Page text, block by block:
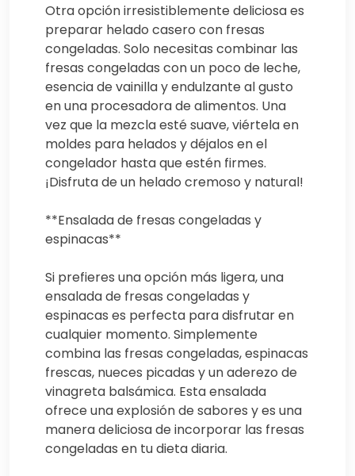
Otra opción irresistiblemente deliciosa es
preparar helado casero con fresas
congeladas. Solo necesitas combinar las
fresas congeladas con un poco de leche,
esencia de vainilla y endulzante al gusto
en una procesadora de alimentos. Una
vez que la mezcla esté suave, viértela en
moldes para helados y déjalos en el
congelador hasta que estén firmes.
¡Disfruta de un helado cremoso y natural!
**Ensalada de fresas congeladas y
espinacas**
Si prefieres una opción más ligera, una
ensalada de fresas congeladas y
espinacas es perfecta para disfrutar en
cualquier momento. Simplemente
combina las fresas congeladas, espinacas
frescas, nueces picadas y un aderezo de
vinagreta balsámica. Esta ensalada
ofrece una explosión de sabores y es una
manera deliciosa de incorporar las fresas
congeladas en tu dieta diaria.